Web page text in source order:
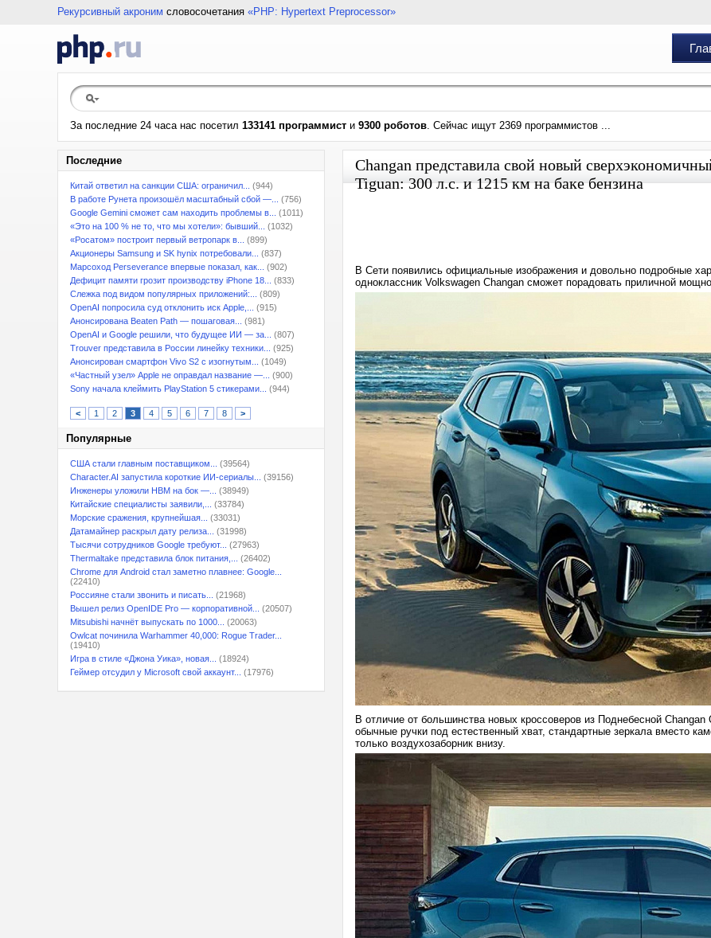
Рекурсивный акроним словосочетания «PHP: Hypertext Preprocessor»
За последние 24 часа нас посетил 133141 программист и 9300 роботов. Сейчас ищут 2369 программистов ...
Последние
Китай ответил на санкции США: ограничил...
(944)
В работе Рунета произошёл масштабный сбой —...
(756)
Google Gemini сможет сам находить проблемы в...
(1011)
«Это на 100 % не то, что мы хотели»: бывший...
(1032)
«Росатом» построит первый ветропарк в...
(899)
Акционеры Samsung и SK hynix потребовали...
(837)
Марсоход Perseverance впервые показал, как...
(902)
Дефицит памяти грозит производству iPhone 18...
(833)
Слежка под видом популярных приложений:...
(809)
OpenAI попросила суд отклонить иск Apple,...
(915)
Анонсирована Beaten Path — пошаговая...
(981)
OpenAI и Google решили, что будущее ИИ — за...
(807)
Trouver представила в России линейку техники...
(925)
Анонсирован смартфон Vivo S2 с изогнутым...
(1049)
«Частный узел» Apple не оправдал название —...
(900)
Sony начала клеймить PlayStation 5 стикерами...
(944)
< 1 2 3 4 5 6 7 8 >
Популярные
США стали главным поставщиком...
(39564)
Character.AI запустила короткие ИИ-сериалы...
(39156)
Инженеры уложили HBM на бок —...
(38949)
Китайские специалисты заявили,...
(33784)
Морские сражения, крупнейшая...
(33031)
Датамайнер раскрыл дату релиза...
(31998)
Тысячи сотрудников Google требуют...
(27963)
Thermaltake представила блок питания,...
(26402)
Chrome для Android стал заметно плавнее: Google...
(22410)
Россияне стали звонить и писать...
(21968)
Вышел релиз OpenIDE Pro — корпоративной...
(20507)
Mitsubishi начнёт выпускать по 1000...
(20063)
Owlcat починила Warhammer 40,000: Rogue Trader...
(19410)
Игра в стиле «Джона Уика», новая...
(18924)
Геймер отсудил у Microsoft свой аккаунт...
(17976)
Changan представила свой новый
Tiguan: 300 л.с. и 1215 км на баке бензина
В Сети появились официальные изображения и довольно подробные
одноклассник Volkswagen Changan сможет порадовать приличной
В отличие от большинства новых кроссоверов из Поднебесной
обычные ручки под естественный хват, стандартные зеркала вместо
только воздухозаборник внизу.